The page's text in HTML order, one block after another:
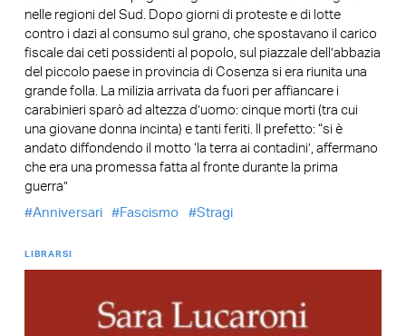
nelle regioni del Sud. Dopo giorni di proteste e di lotte
contro i dazi al consumo sul grano, che spostavano il carico
fiscale dai ceti possidenti al popolo, sul piazzale dell’abbazia
del piccolo paese in provincia di Cosenza si era riunita una
grande folla. La milizia arrivata da fuori per affiancare i
carabinieri sparò ad altezza d’uomo: cinque morti (tra cui
una giovane donna incinta) e tanti feriti. Il prefetto: “si è
andato diffondendo il motto ‘la terra ai contadini’, affermano
che era una promessa fatta al fronte durante la prima
guerra”
Anniversari
Fascismo Stragi
LIBRARSI